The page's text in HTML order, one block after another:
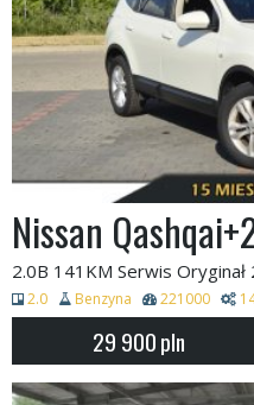
Nissan
2.0B 141KM Serwis
2.0 Benzyna 221000
29 900pln